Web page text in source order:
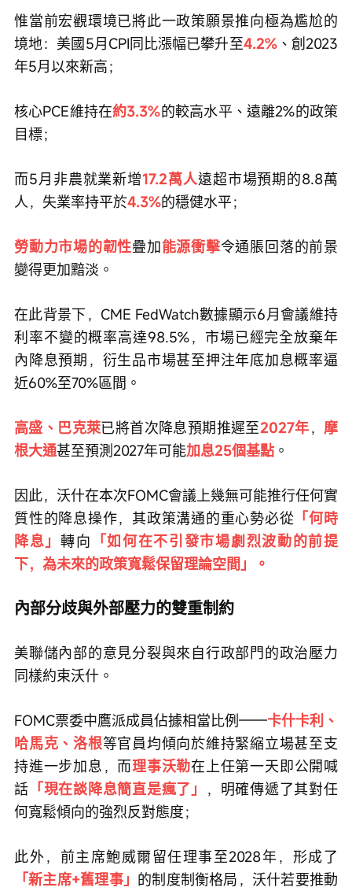
惟當前宏觀環境已將此一政策願景推向極為尷尬的
境地：美國5月CPI同比漲幅已攀升至4.2%、創2023
年5月以來新高；
核心PCE維持在約3.3%的較高水平、遠離2%的政策
目標；
而5月非農就業新增17.2萬人遠超市場預期的8.8萬
人，失業率持平於4.3%的穩健水平；
勞動力市場的韌性疊加能源衝擊令通脹回落的前景
變得更加黯淡。
在此背景下，CME FedWatch數據顯示6月會議維持
利率不變的概率高達98.5%，市場已經完全放棄年
內降息預期，衍生品市場甚至押注年底加息概率逼
近60%至70%區間。
高盛、巴克萊已將首次降息預期推遲至2027年， 摩
根大通甚至預測2027年可能加息25個基點 。
因此，沃什在本次FOMC會議上幾無可能推行任何實
質性的降息操作，其政策溝通的重心勢必從 「何時
降息」轉向 「如何在不引發市場劇烈波動的前提
下，為未來的政策寬鬆保留理論空間」。
內部分歧與外部壓力的雙重制約
美聯儲內部的意見分裂與來自行政部門的政治壓力
同樣約束沃什。
FOMC票委中鷹派成員佔據相當比例——卡什卡利、
哈馬克、洛根等官員均傾向於維持緊縮立場甚至支
持進一步加息，而理事沃勒在上任第一天即公開喊
話 「現在談降息簡直是瘋了」
，明確傳遞了其對任
何寬鬆傾向的強烈反對態度；
此外，前主席鮑威爾留任理事至2028年，形成了
「新主席+舊理事」 的制度制衡格局，沃什若要推動